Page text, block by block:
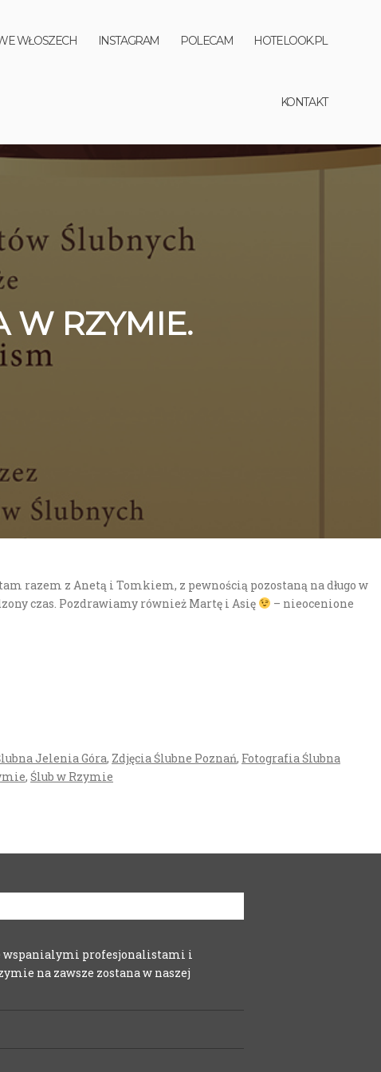
WŁOSZECH INSTAGRAM POLECAM HOTELOOK.PL
KONTAKT
W RZYMIE.
razem z Anetą i Tomkiem, z pewnością pozostaną na długo w
czas. Pozdrawiamy również Martę i Asię
– nieocenione
Jelenia Góra, Zdjęcia Ślubne Poznań, Fotografia Ślubna
, Ślub w Rzymie
wspanialymi profesjonalistami i
na zawsze zostana w naszej